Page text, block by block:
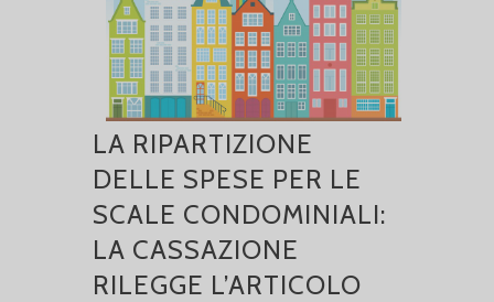
LA RIPARTIZIONE
DELLE SPESE PER LE
SCALE CONDOMINIALI:
LA CASSAZIONE
RILEGGE L’ARTICOLO